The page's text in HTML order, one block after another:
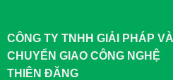
CÔNG TY TNHH GIẢI PHÁP VÀ
CHUYỂN GIAO CÔNG NGHỆ
THIÊN ĐĂNG